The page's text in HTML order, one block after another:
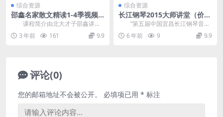
综合资源
邵鑫名家散文精读1-4季视频
资源合集
课程简介由北大才子邵鑫讲
课，精选现代名家散文进行精读指
导，重点解决孩子读书，...
3 年前 161 9.9
综合资源
长江钢琴2015大师讲堂（价值
988元高清视频31.37GB）百
度网盘
“第五届中国宜昌长江钢琴音乐
节——长江钢琴大师讲堂”于2015年
9月20-2...
6 年前 9 9.9
评论(0)
您的邮箱地址不会被公开。 必填项已用 * 标注